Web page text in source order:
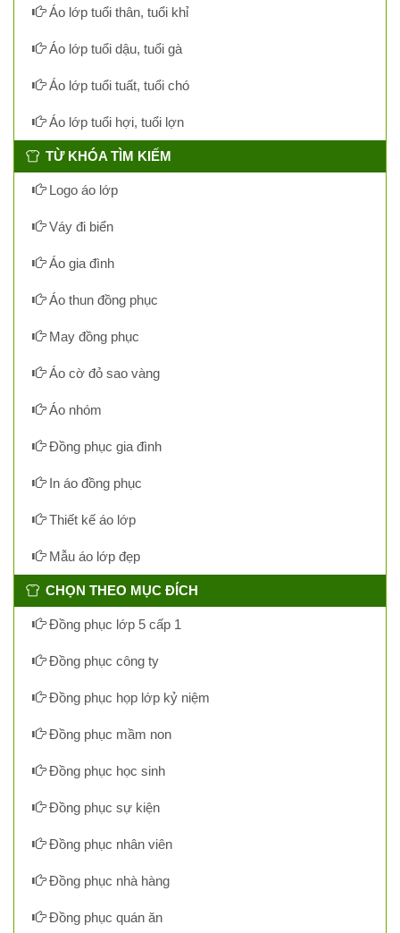
Áo lớp tuổi thân, tuổi khỉ
Áo lớp tuổi dậu, tuổi gà
Áo lớp tuổi tuất, tuổi chó
Áo lớp tuổi hợi, tuổi lợn
TỪ KHÓA TÌM KIẾM
Logo áo lớp
Váy đi biển
Áo gia đình
Áo thun đồng phục
May đồng phục
Áo cờ đỏ sao vàng
Áo nhóm
Đồng phục gia đình
In áo đồng phục
Thiết kế áo lớp
Mẫu áo lớp đẹp
CHỌN THEO MỤC ĐÍCH
Đồng phục lớp 5 cấp 1
Đồng phục công ty
Đồng phục họp lớp kỷ niệm
Đồng phục mầm non
Đồng phục học sinh
Đồng phục sự kiện
Đồng phục nhân viên
Đồng phục nhà hàng
Đồng phục quán ăn